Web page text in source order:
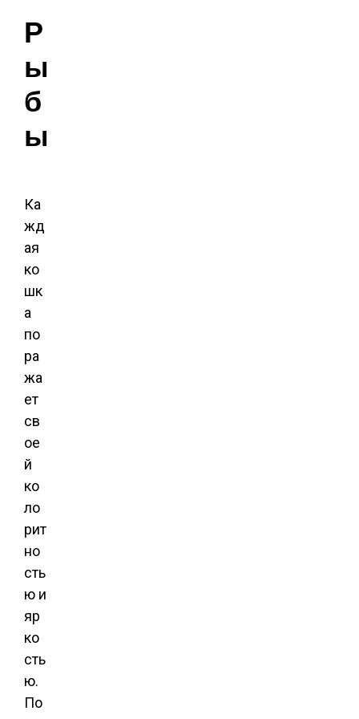
Р
ы
б
ы
Ка
жд
ая
ко
шк
а
по
ра
жа
ет
св
ое
й
ко
ло
рит
но
сть
ю и
яр
ко
сть
ю.
По